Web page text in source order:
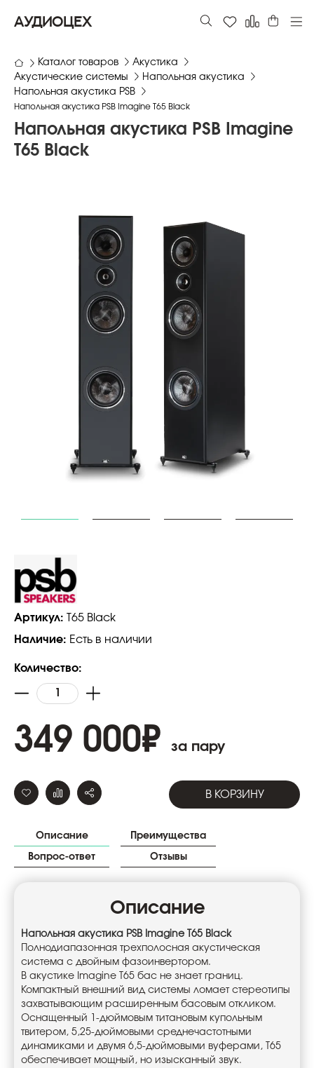
АУДИОЦЕХ
Каталог товаров
Акустика
Акустические системы
Напольная акустика
Напольная акустика PSB
Напольная акустика PSB Imagine T65 Black
Напольная акустика PSB Imagine
T65 Black
Артикул:
T65 Black
Наличие: Есть в наличии
Количество:
349 000₽ за пару
В КОРЗИНУ
Описание Преимущества
Вопрос-ответ Отзывы
Описание
Напольная акустика PSB Imagine T65 Black
Полнодиапазонная трехполосная акустическая
система с двойным фазоинвертором.
В акустике Imagine T65 бас не знает границ.
Компактный внешний вид системы ломает стереотипы
захватывающим расширенным басовым откликом.
Оснащенный 1-дюймовым титановым купольным
твитером, 5,25-дюймовыми среднечастотными
динамиками и двумя 6,5-дюймовыми вуферами, T65
обеспечивает мощный, но изысканный звук.